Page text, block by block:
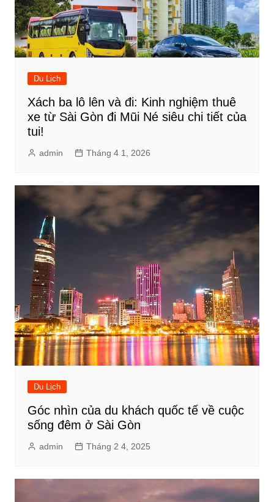
Du Lịch
Xách ba lô lên và đi: Kinh nghiệm thuê
xe từ Sài Gòn đi Mũi Né siêu chi tiết của
tui!
admin Tháng 4 1, 2026
Du Lịch
Góc nhìn của du khách quốc tế về cuộc
sống đêm ở Sài Gòn
admin Tháng 2 4, 2025